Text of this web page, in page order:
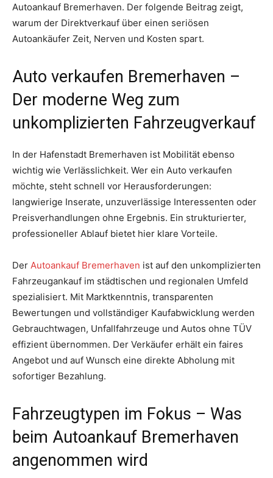
Autoankauf Bremerhaven. Der folgende Beitrag zeigt,
warum der Direktverkauf über einen seriösen
Autoankäufer Zeit, Nerven und Kosten spart.
Auto verkaufen Bremerhaven –
Der moderne Weg zum
unkomplizierten Fahrzeugverkauf
In der Hafenstadt Bremerhaven ist Mobilität ebenso
wichtig wie Verlässlichkeit. Wer ein Auto verkaufen
möchte, steht schnell vor Herausforderungen:
langwierige Inserate, unzuverlässige Interessenten oder
Preisverhandlungen ohne Ergebnis. Ein strukturierter,
professioneller Ablauf bietet hier klare Vorteile.
Der Autoankauf Bremerhaven ist auf den unkomplizierten
Fahrzeugankauf im städtischen und regionalen Umfeld
spezialisiert. Mit Marktkenntnis, transparenten
Bewertungen und vollständiger Kaufabwicklung werden
Gebrauchtwagen, Unfallfahrzeuge und Autos ohne TÜV
effizient übernommen. Der Verkäufer erhält ein faires
Angebot und auf Wunsch eine direkte Abholung mit
sofortiger Bezahlung.
Fahrzeugtypen im Fokus – Was
beim Autoankauf Bremerhaven
angenommen wird